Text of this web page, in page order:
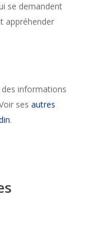
se demandent
appréhender
informations
sesautres
.